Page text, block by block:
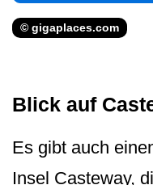
© gigaplaces.com
Blick auf
Es gibt auch
Insel Casteway,